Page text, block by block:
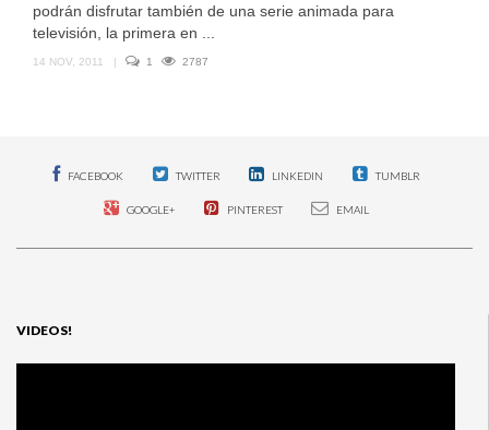
podrán disfrutar también de una serie animada para
televisión, la primera en ...
14 NOV, 2011 | 1 2787
FACEBOOK TWITTER LINKEDIN TUMBLR
GOOGLE+ PINTEREST EMAIL
VIDEOS!